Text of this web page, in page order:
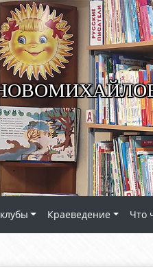
Краеведение Что